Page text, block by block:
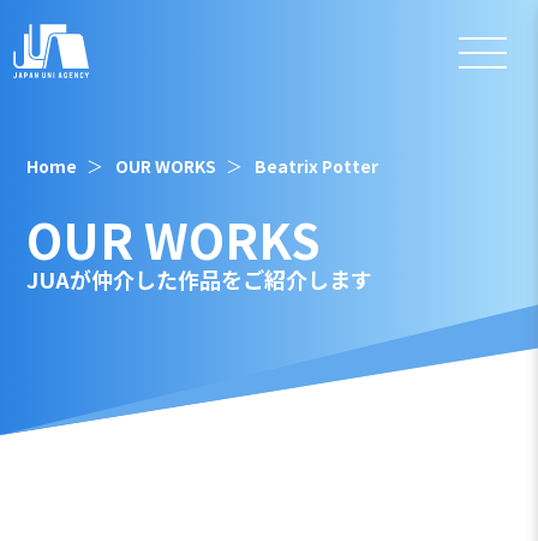
Home OUR WORKS Beatrix Potter
OUR WORKS
JUAが仲介した作品をご紹介します